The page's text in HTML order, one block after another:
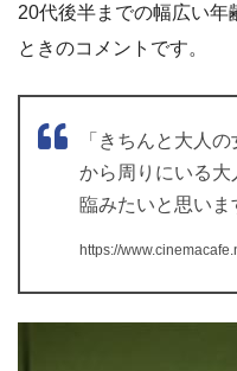
20代後半までの幅広い
ときのコメントです。
「きちんと大人
から周りにいる大
臨みたいと思いま
https://